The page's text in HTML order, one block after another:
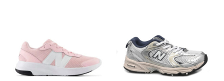
Marca
Biomecanics